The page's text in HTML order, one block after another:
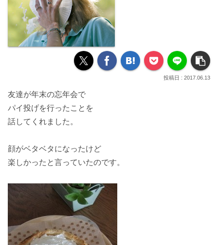
2017.06.13
友達が年末の忘年会で
パイ投げを行ったことを
話してくれました。
顔がベタベタになったけど
楽しかったと言っていたのです。